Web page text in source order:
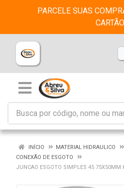
PARCELE SUAS
INÍCIO
MATERIAL HIDRAULICO
CONEXÃO DE ESGOTO
JUNCAO ESGOTO SIMPLES 45 75X50MM